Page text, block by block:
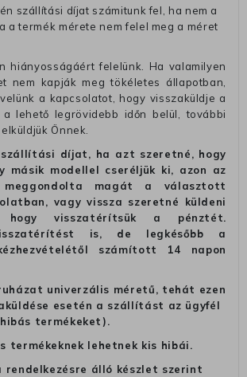
szállítási díjat számitunk fel, ha nem a
a termék mérete nem felel meg a méret
hiányosságáért felelünk. Ha valamilyen
nem kapják meg tökéletes állapotban,
a kapcsolatot, hogy visszaküldje a
lehető legrövidebb időn belül, további
Önnek.
díjat, ha azt szeretné, hogy
másik modellel cseréljük ki, azon az
meggondolta magát a választott
vagy vissza szeretné küldeni
visszatérítsük a pénztét.
is, de legkésőbb a
számított 14 napon
ruházat univerzális méretű, tehát ezen
esetén a szállítást az ügyfél
termékeket).
termékeknek lehetnek kis hibái.
rendelkezésre álló készlet szerint